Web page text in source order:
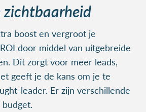
zichtbaarheid
boost en vergroot je
door middel van uitgebreide
Dit zorgt voor meer leads,
geeft je de kans om je te
leader. Er zijn verschillende